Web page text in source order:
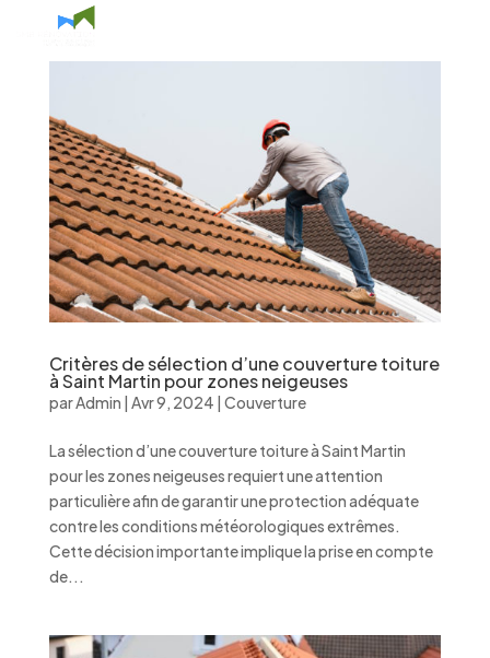
Critères de sélection d’une couverture toiture
à Saint Martin pour zones neigeuses
parAdmin | Avr 9, 2024 | Couverture
La sélection d’une couverture toiture à Saint Martin
pour les zones neigeuses requiert une attention
particulière afin de garantir une protection adéquate
contre les conditions météorologiques extrêmes.
Cette décision importante implique la prise en compte
de...